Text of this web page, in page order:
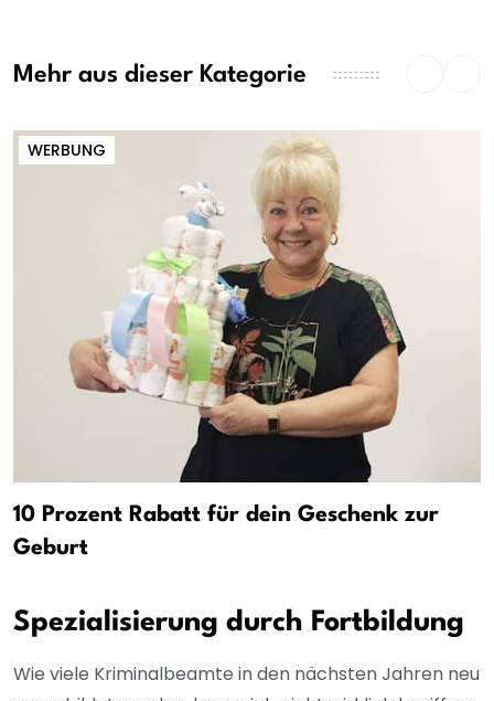
Mehr aus dieser Kategorie
WERBUNG
10 Prozent Rabatt für dein Geschenk zur
Geburt
Spezialisierung durch Fortbildung
Wie viele Kriminalbeamte in den nächsten Jahren neu